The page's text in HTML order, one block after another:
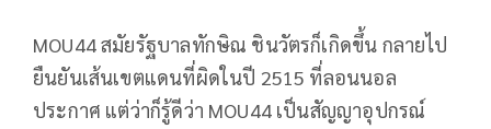
MOU44 สมัยรัฐบาลทักษิณ ชินวัตรก็เกิดขึ้น กลายไป
ยืนยันเส้นเขตแดนที่ผิดในปี 2515 ที่ลอนนอล
ประกาศ แต่ว่าก็รู้ดีว่า MOU44 เป็นสัญญาอุปกรณ์